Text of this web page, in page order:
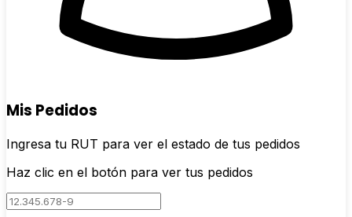
Mis Pedidos
Ingresa tu RUT para ver el estado de tus pedidos
Haz clic en el botón para ver tus pedidos